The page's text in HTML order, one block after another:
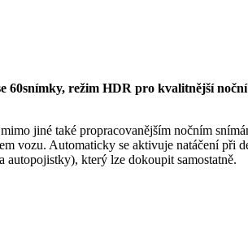
60snímky, režim HDR pro kvalitnější
jiné také propracovanějším nočním
vozu. Automaticky se aktivuje natáčení při
který lze dokoupit samostatně.